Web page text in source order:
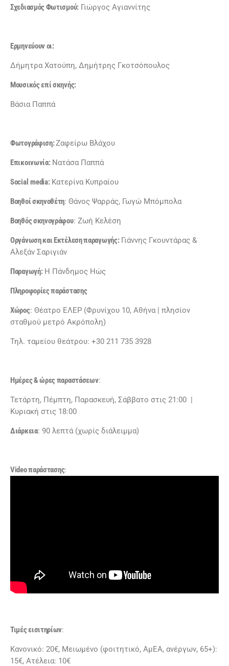
Σχεδιασμός Φωτισμού: Γιώργος Αγιαννίτης
Ερμηνεύουν οι:
Δήμητρα Χατούπη, Δημήτρης Γκοτσόπουλος
Μουσικός επί σκηνής:
Βάσια Παππά
Φωτογράφιση:Ζαφείρω Βλάχου
Επικοινωνία:Νατάσα Παππά
Social media:Κατερίνα Κυπραίου
Βοηθοί σκηνοθέτη: Θάνος Ψαρράς, Γωγώ Μπόμπολα
Βοηθός σκηνογράφου: Ζωή Κελέση
Οργάνωση και Εκτέλεση παραγωγής:Γιάννης Γκουντάρας &
Αλεξάν Σαριγιάν
Παραγωγή:Η Πάνδημος Ηώς
Πληροφορίες παράστασης
Χώρος: Θέατρο ΕΛΕΡ (Φρυνίχου 10, Αθήνα | πλησίον
σταθμού μετρό Ακρόπολη)
Τηλ. ταμείου θεάτρου: +30 211 735 3928
Ημέρες & ώρες παραστάσεων:
Τετάρτη, Πέμπτη, Παρασκευή, Σάββατο στις 21:00 |
Κυριακή στις 18:00
Διάρκεια: 90 λεπτά (χωρίς διάλειμμα)
Videoπαράστασης:
Τιμές εισιτηρίων:
Κανονικό: 20€, Μειωμένο (φοιτητικό, ΑμΕΑ, ανέργων, 65+):
15€, Ατέλεια: 10€